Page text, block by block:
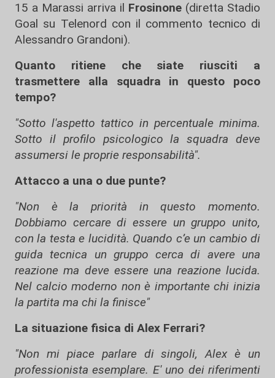
15 a Marassi arriva il Frosinone (diretta Stadio
Goal su Telenord con il commento tecnico di
Alessandro Grandoni).
Quanto ritiene che siate riusciti a
trasmettere alla squadra in questo poco
tempo?
"Sotto l'aspetto tattico in percentuale minima.
Sotto il profilo psicologico la squadra deve
assumersi le proprie responsabilità".
Attacco a una o due punte?
"Non è la priorità in questo momento.
Dobbiamo cercare di essere un gruppo unito,
con la testa e lucidità. Quando c’e un cambio di
guida tecnica un gruppo cerca di avere una
reazione ma deve essere una reazione lucida.
Nel calcio moderno non è importante chi inizia
la partita ma chi la finisce"
La situazione fisica di Alex Ferrari?
"Non mi piace parlare di singoli, Alex è un
professionista esemplare. E' uno dei riferimenti